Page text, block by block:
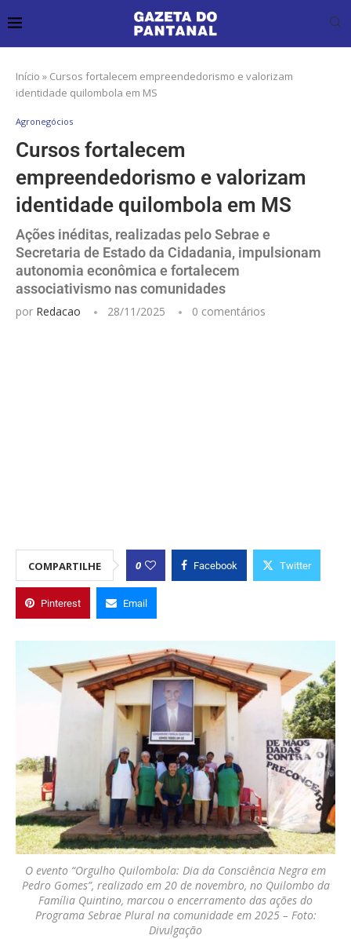
Início » Cursos fortalecem empreendedorismo e valorizam
identidade quilombola em MS
Agronegócios
Cursos fortalecem
empreendedorismo e valorizam
identidade quilombola em MS
Ações inéditas, realizadas pelo Sebrae e
Secretaria de Estado da Cidadania, impulsionam
autonomia econômica e fortalecem
associativismo nas comunidades
por Redacao 28/11/2025 0 comentários
COMPARTILHE 0 Facebook Twitter
Pinterest Email
O evento “Orgulho Quilombola: Dia da Consciência Negra em
Pedro Gomes”, realizado em 20 de novembro, no Quilombo da
Família Quintino, marcou o encerramento das ações do
Programa Sebrae Plural na comunidade em 2025 – Foto:
Divulgação